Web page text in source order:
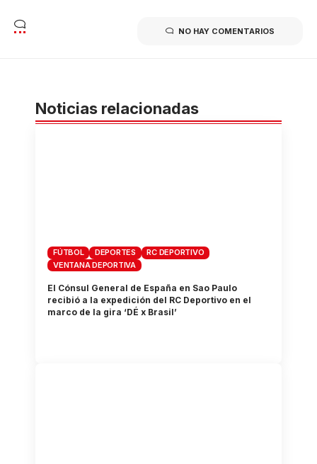
NO HAY COMENTARIOS
Noticias relacionadas
FÚTBOL DEPORTES
RC DEPORTIVO
VENTANA DEPORTIVA
El Cónsul General de España en Sao Paulo
recibió a la expedición del RC Deportivo en el
marco de la gira ‘DÉ x Brasil’